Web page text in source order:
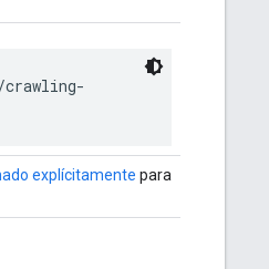
crawling-
explícitamente para